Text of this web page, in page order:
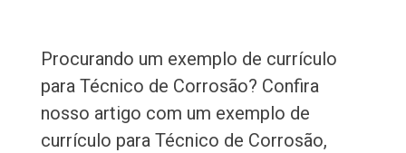
Procurando um exemplo de currículo
para Técnico de Corrosão? Confira
nosso artigo com um exemplo de
currículo para Técnico de Corrosão,